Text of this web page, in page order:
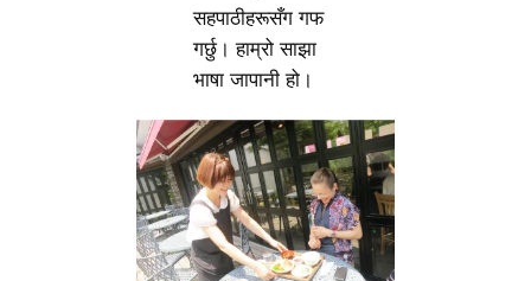
सहपाठीहरूसँग गफ
गर्छु। हाम्रो साझा
भाषा जापानी हो।